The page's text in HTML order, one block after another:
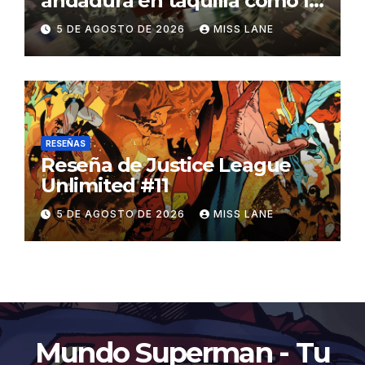
película de DC con menor
recaudación desde
«Catwoman»
5 DE AGOSTO DE 2026 MISS LANE
RESEÑAS
Reseña de Justice League
Unlimited #11
5 DE AGOSTO DE 2026 MISS LANE
Mundo Superman - Tu